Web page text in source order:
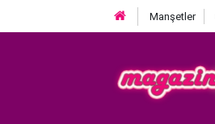
Manşetler